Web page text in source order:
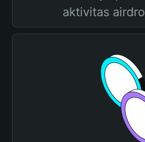
aktivitas